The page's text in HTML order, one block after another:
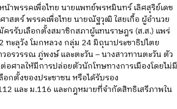
าพรรคเพื่อไทย นายแพทย์พรหมินทร์ เลิศสุริย์เดช
สตร์ พรรคเพื่อไทย นายณัฐวุฒิ ใสยเกื้อ ผู้อำนวย
รรับเลือกตั้งสมาชิกสภาผู้แทนราษฎร (ส.ส.) แพร่
ะลุวัง โมกหลวง กลุ่ม 24 มิถุนาประชาธิปไตย
อรวรรณ ภู่พงษ์ และตะวัน – นางสาวทานตะวัน ตัว
ศาลให้มีการปล่อยตัวนักโทษทางการเมืองโดยไม่มี
กตั้งของประชาชน หรือได้รับรอง
และ ม.116 และกฎหมายที่จำกัดสิทธิเสรีภาพใน